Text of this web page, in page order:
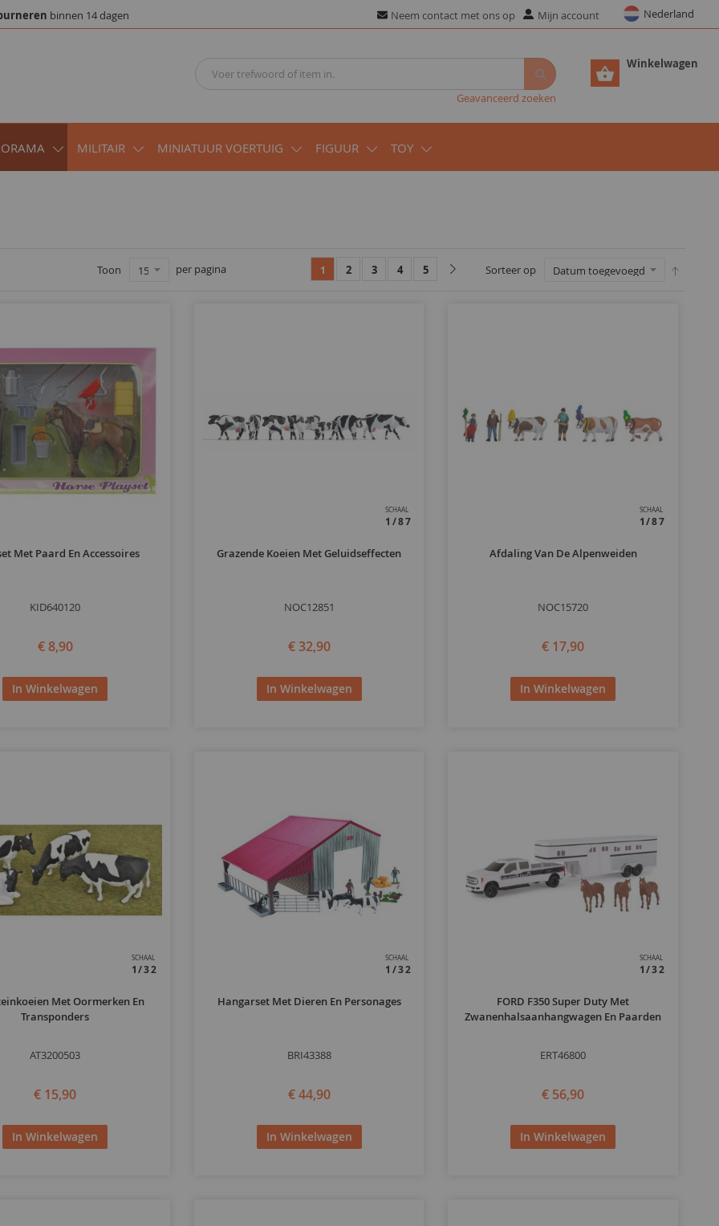
binnen 14 dagen Neem contact met ons op Mijn account Nederland
Winkelwagen
Geavanceerd zoeken
MILITAIR MINIATUUR VOERTUIG FIGUUR TOY
Sorteer op
Toon per pagina 1 2 3 4 5
Met Paard En Accessoires
KID640120
€ 8,90
In Winkelwagen
SCHAAL
1/87
Grazende Koeien Met Geluidseffecten
NOC12851
€ 32,90
In Winkelwagen
SCHAAL
1/87
Afdaling Van De Alpenweiden
NOC15720
€ 17,90
In Winkelwagen
SCHAAL
1/32
Met Oormerken En
Transponders
AT3200503
€ 15,90
In Winkelwagen
SCHAAL
1/32
Hangarset Met Dieren En Personages
BRI43388
€ 44,90
In Winkelwagen
SCHAAL
1/32
FORD F350 Super Duty Met
Zwanenhalsaanhangwagen En Paarden
ERT46800
€ 56,90
In Winkelwagen